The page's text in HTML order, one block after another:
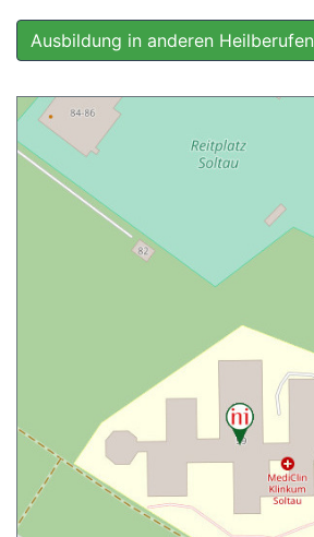
Ausbildung in anderen Heilberufen